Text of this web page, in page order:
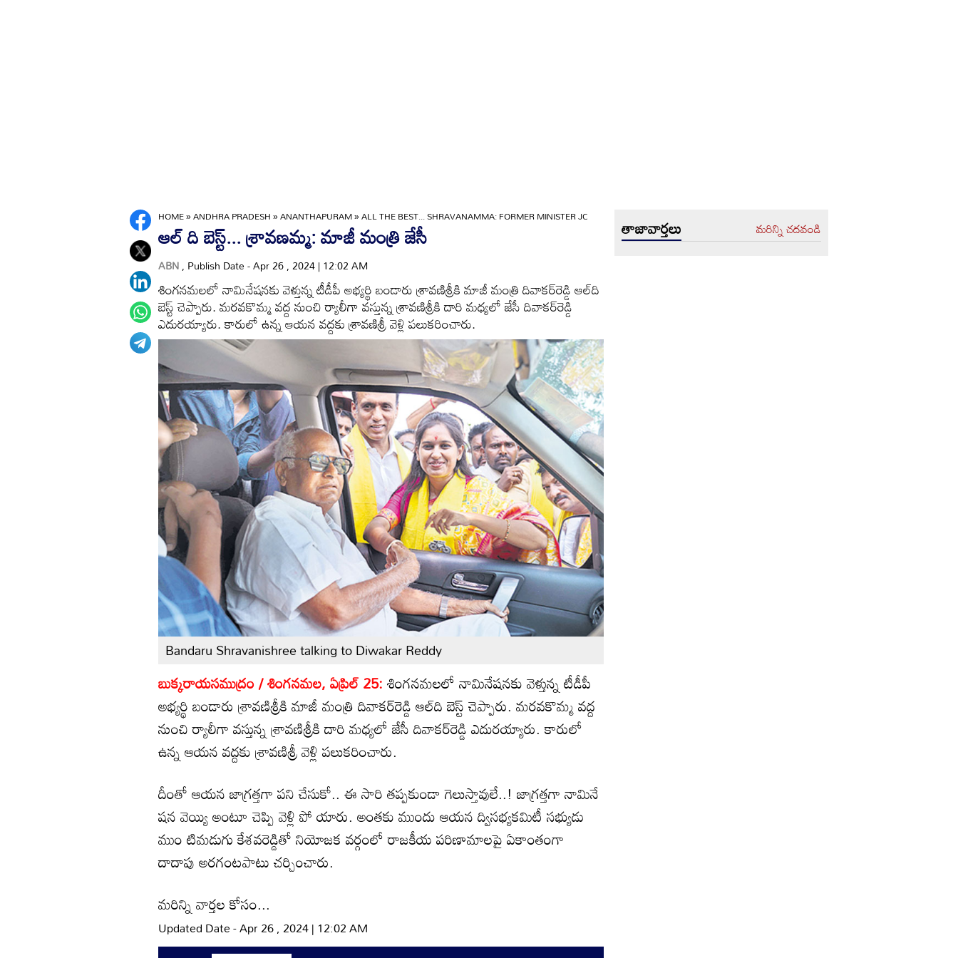
HOME»ANDHRA PRADESH»ANANTHAPURAM»ALL THE BEST... SHRAVANAMMA: FORMER MINISTER JC
ఆల్‌ ది బెస్ట్‌... శ్రావణమ్మ: మాజీ మంత్రి జేసీ
ABN, Publish Date - Apr 26 , 2024 | 12:02 AM
శింగనమలలో నామినేషనకు వెళ్తున్న టీడీపీ అభ్యర్థి బండారు శ్రావణిశ్రీకి మాజీ మంత్రి దివాకర్‌రెడ్డి ఆల్‌ది
బెస్ట్‌ చెప్పారు. మరవకొమ్మ వద్ద నుంచి ర్యాలీగా వస్తున్న శ్రావణిశ్రీకి దారి మధ్యలో జేసీ దివాకర్‌రెడ్డి
ఎదురయ్యారు. కారులో ఉన్న ఆయన వద్దకు శ్రావణిశ్రీ వెళ్లి పలుకరించారు.
Bandaru Shravanishree talking to Diwakar Reddy
బుక్కరాయసముద్రం / శింగనమల, ఏప్రిల్‌ 25:శింగనమలలో నామినేషనకు వెళ్తున్న టీడీపీ
అభ్యర్థి బండారు శ్రావణిశ్రీకి మాజీ మంత్రి దివాకర్‌రెడ్డి ఆల్‌ది బెస్ట్‌ చెప్పారు. మరవకొమ్మ వద్ద
నుంచి ర్యాలీగా వస్తున్న శ్రావణిశ్రీకి దారి మధ్యలో జేసీ దివాకర్‌రెడ్డి ఎదురయ్యారు. కారులో
ఉన్న ఆయన వద్దకు శ్రావణిశ్రీ వెళ్లి పలుకరించారు.
దీంతో ఆయన జాగ్రత్తగా పని చేసుకో.. ఈ సారి తప్పకుండా గెలుస్తావులే..! జాగ్రత్తగా నామినే
షన వెయ్యి అంటూ చెప్పి వెళ్లి పో యారు. అంతకు ముందు ఆయన ద్విసభ్యకమిటీ సభ్యుడు
ముం టిమడుగు కేశవరెడ్డితో నియోజక వర్గంలో రాజకీయ పరిణామాలపై ఏకాంతంగా
దాదాపు అరగంటపాటు చర్చించారు.
మరిన్ని వార్తల కోసం...
Updated Date - Apr 26 , 2024 | 12:02 AM
తాజావార్తలు మరిన్ని చదవండి